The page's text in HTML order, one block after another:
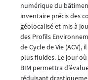
numérique du
inventaire précis des
géolocalisé et mis à
des Profils
de Cycle de Vie
plus fluides. Le jour
BIM permettra
réduisant